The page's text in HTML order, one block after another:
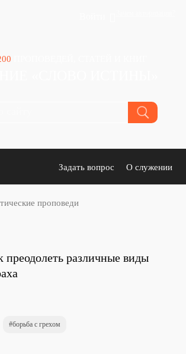
Задать вопрос О служении
проповеди
преодолеть различные виды
борьба с грехом